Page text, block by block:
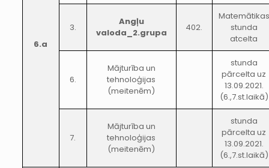
6.a
3.
Angļu
valoda_2.grupa
402.
Matemātikas
stunda
atcelta
6.
Mājturība un
tehnoloģijas
(meitenēm)
stunda
pārcelta uz
13.09.2021.
(6.,7.st.laikā)
7.
Mājturība un
tehnoloģijas
(meitenēm)
stunda
pārcelta uz
13.09.2021.
(6.,7.st.laikā)